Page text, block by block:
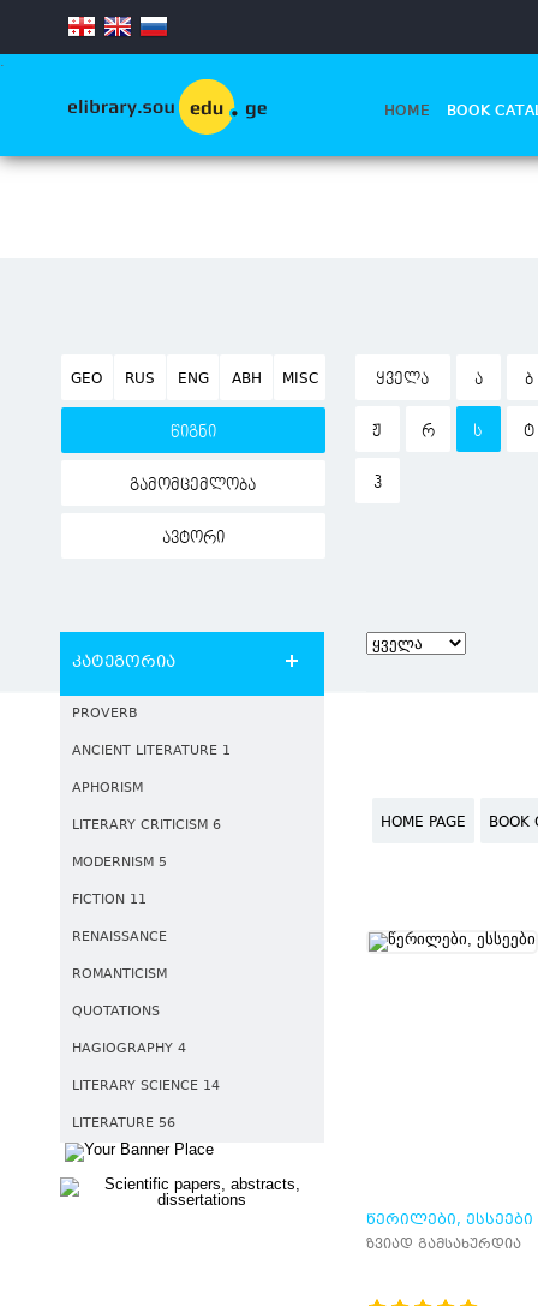
.
HOME BOOK
GEO RUS ENG ABH MISC
წიგნი
გამომცემლობა
ავტორი
ᲧᲕᲔᲚᲐ Ა Ბ
Ჟ Რ Ს Ტ
Ჰ
კატეგორია
PROVERB
ANCIENT LITERATURE 1
APHORISM
LITERARY CRITICISM 6
MODERNISM 5
FICTION 11
RENAISSANCE
ROMANTICISM
QUOTATIONS
HAGIOGRAPHY 4
LITERARY SCIENCE 14
LITERATURE 56
HOME PAGE BOOK
ᲬᲔᲠᲘᲚᲔᲑᲘ, ᲔᲡᲡᲔᲔᲑᲘ
ზვიად გამსახურდია